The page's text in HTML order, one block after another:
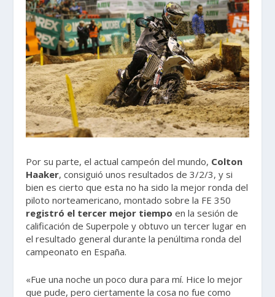
Por su parte, el actual campeón del mundo, Colton
Haaker, consiguió unos resultados de 3/2/3, y si
bien es cierto que esta no ha sido la mejor ronda del
piloto norteamericano, montado sobre la FE 350
registró el tercer mejor tiempo en la sesión de
calificación de Superpole y obtuvo un tercer lugar en
el resultado general durante la penúltima ronda del
campeonato en España.
«Fue una noche un poco dura para mí. Hice lo mejor
que pude, pero ciertamente la cosa no fue como